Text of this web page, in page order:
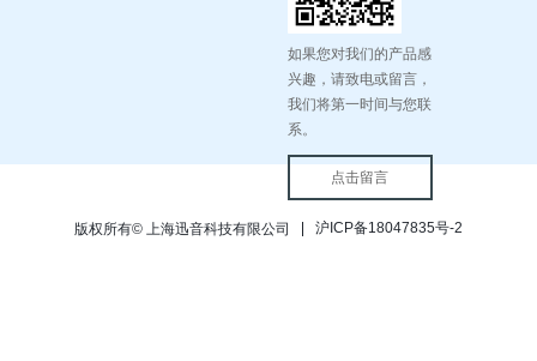
如果您对我们的产品感
兴趣，请致电或留言，
我们将第一时间与您联
系。
点击留言
版权所有© 上海迅音科技有限公司 沪ICP备18047835号-2